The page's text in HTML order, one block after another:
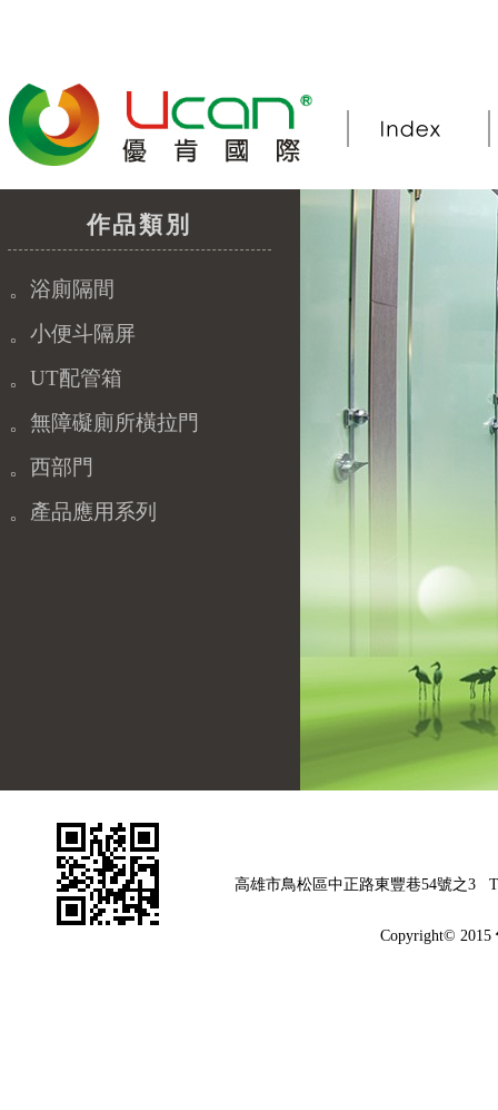
作品類別
。浴廁隔間
。小便斗隔屏
。UT配管箱
。無障礙廁所橫拉門
。西部門
。產品應用系列
高雄市鳥松區中正路東豐巷54號之3
Copyright© 2015